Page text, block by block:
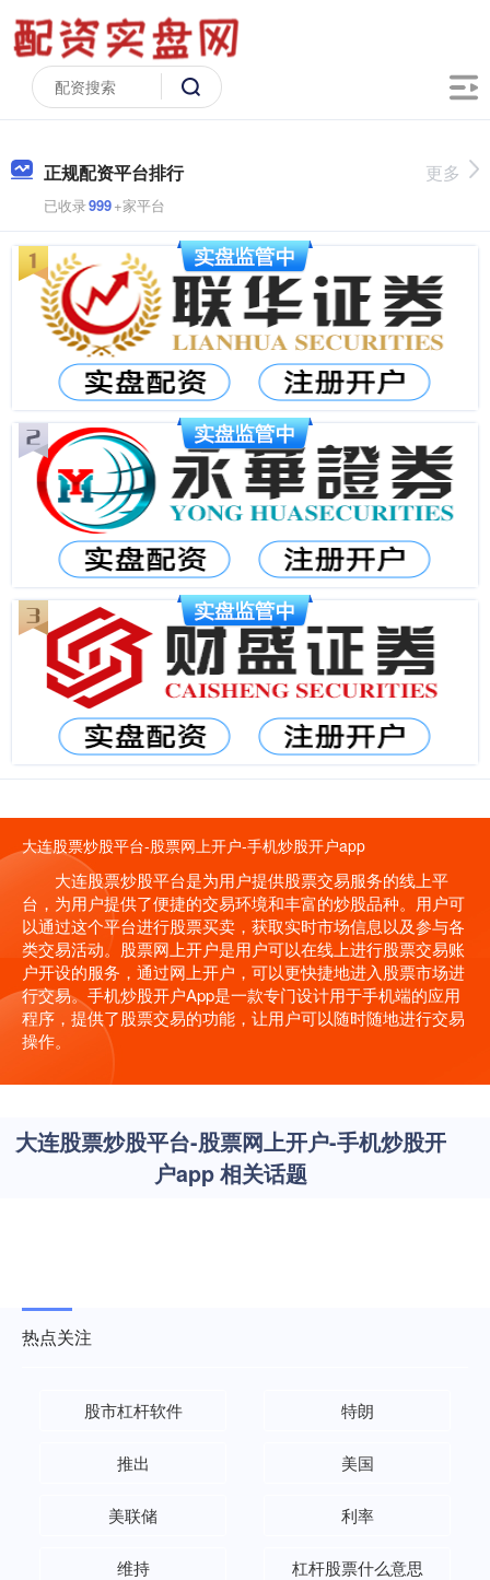
正规配资平台排行
已收录999+家平台
更多
大连股票炒股平台-股票网上开户-手机炒股开户app
大连股票炒股平台是为用户提供股票交易服务的线上平
台，为用户提供了便捷的交易环境和丰富的炒股品种。用户可
以通过这个平台进行股票买卖，获取实时市场信息以及参与各
类交易活动。股票网上开户是用户可以在线上进行股票交易账
户开设的服务，通过网上开户，可以更快捷地进入股票市场进
行交易。手机炒股开户App是一款专门设计用于手机端的应用
程序，提供了股票交易的功能，让用户可以随时随地进行交易
操作。
大连股票炒股平台-股票网上开户-手机炒股开
户app 相关话题
热点关注
股市杠杆软件 特朗
推出 美国
美联储 利率
维持 杠杆股票什么意思